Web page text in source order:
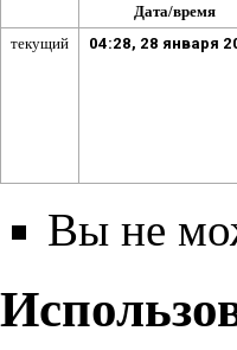
Дата/время
текущий
04:28, 28 января
Вы не